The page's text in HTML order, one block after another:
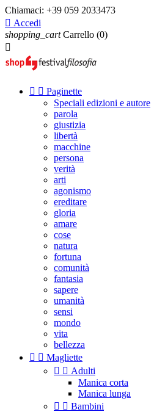
Chiamaci: +39 059 2033473
 Accedi
shopping_cart Carrello (0)

  Paginette
Speciali edizioni e autore
parola
giustizia
libertà
macchine
persona
verità
arti
agonismo
ereditare
gloria
amare
cose
natura
fortuna
comunità
fantasia
sapere
umanità
sensi
mondo
vita
bellezza
  Magliette
  Adulti
Manica corta
Manica lunga
  Bambini